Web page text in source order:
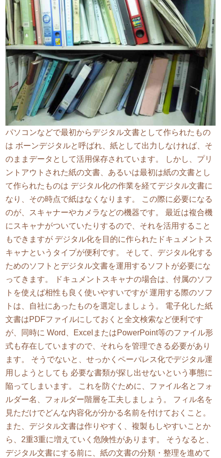
パソコンなどで最初からデジタル文書として作られたもの
は ボーンデジタルと呼ばれ、紙として出力しなければ、そ
のままデータとして活用保存されています。 しかし、プリ
ントアウトされた紙の文書、あるいは最初は紙の文書とし
て作られたものは デジタル化の作業を経てデジタル文書に
なり、その時点で紙はなくなります。 この際に必要になる
のが、スキャナーやカメラなどの機器です。 最近は複合機
にスキャナがついていたりするので、それを活用すること
もできますが デジタル化を目的に作られたドキュメントス
キャナというタイプが便利です。 そして、デジタル化する
ためのソフトとデジタル文書を運用するソフトが必要にな
ってきます。 ドキュメントスキャナの場合は、付属のソフ
トを使えば相性も良く使いやすいですが 運用する際のソフ
トは、自社にあったものを選定しましょう。 電子化した紙
文書はPDFファイルにしておくと全文検索など便利です
が、同時に Word、ExcelまたはPowerPoint等のファイル形
式も存在していますので、それらを管理できる必要があり
ます。 そうでないと、せっかくペーパレス化でデジタル運
用しようとしても 必要な書類が探し出せないという事態に
陥ってしまいます。 これを防ぐために、ファイル名とフォ
ルダー名、フォルダー階層を工夫しましょう。 フィル名を
見ただけでどんな内容化が分かる名前を付けておくこと。
また、デジタル文書は作りやすく、複製もしやすいことか
ら、2重3重に増えていく危険性があります。 そうなると、
デジタル文書にする前に、紙の文書の分類・整理を進めて